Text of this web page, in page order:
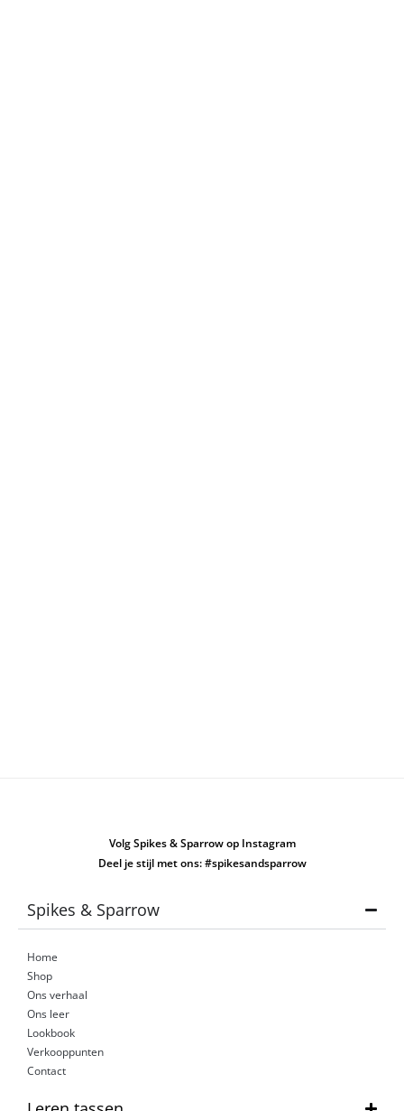
Volg Spikes & Sparrow op Instagram
Deel je stijl met ons: #spikesandsparrow
Spikes & Sparrow
Home
Shop
Ons verhaal
Ons leer
Lookbook
Verkooppunten
Contact